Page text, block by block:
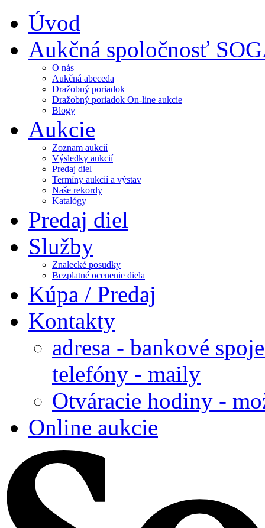
Úvod
Aukčná spoločnosť
O nás
Aukčná abeceda
Dražobný poriadok
Dražobný poriadok On-line aukcie
Blogy
Aukcie
Zoznam aukcií
Výsledky aukcií
Predaj diel
Termíny aukcií a výstav
Naše rekordy
Katalógy
Predaj diel
Služby
Znalecké posudky
Bezplatné ocenenie diela
Kúpa / Predaj
Kontakty
adresa - bankové
telefóny - maily
Otváracie hodiny -
Online aukcie